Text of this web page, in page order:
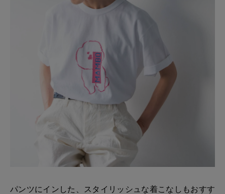
パンツにインした、スタイリッシュな着こなしもおすす